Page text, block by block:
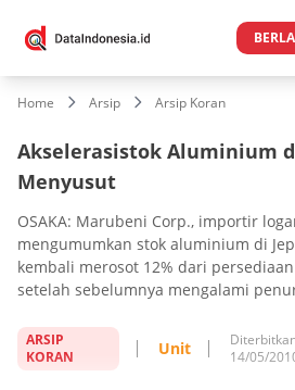
Home Arsip Arsip Koran
Akselerasistok Aluminium
Menyusut
OSAKA: Marubeni Corp., importir
mengumumkan stok aluminium di
kembali merosot 12% dari
setelah sebelumnya mengalami
ARSIP
KORAN
Unit
14/05/